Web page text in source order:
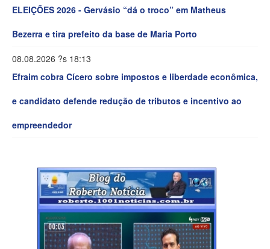
ELEIÇÕES 2026 - Gervásio “dá o troco” em Matheus
Bezerra e tira prefeito da base de Maria Porto
08.08.2026 ?s 18:13
Efraim cobra Cícero sobre impostos e liberdade econômica,
e candidato defende redução de tributos e incentivo ao
empreendedor